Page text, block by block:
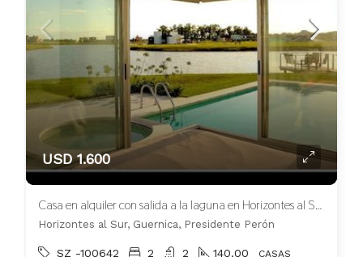
USD 1.600
Casa en alquiler con salida a la laguna en Horizontes al Sur
Horizontes al Sur, Guernica, Presidente Perón
SZ -100642 2 2 140.00 CASAS